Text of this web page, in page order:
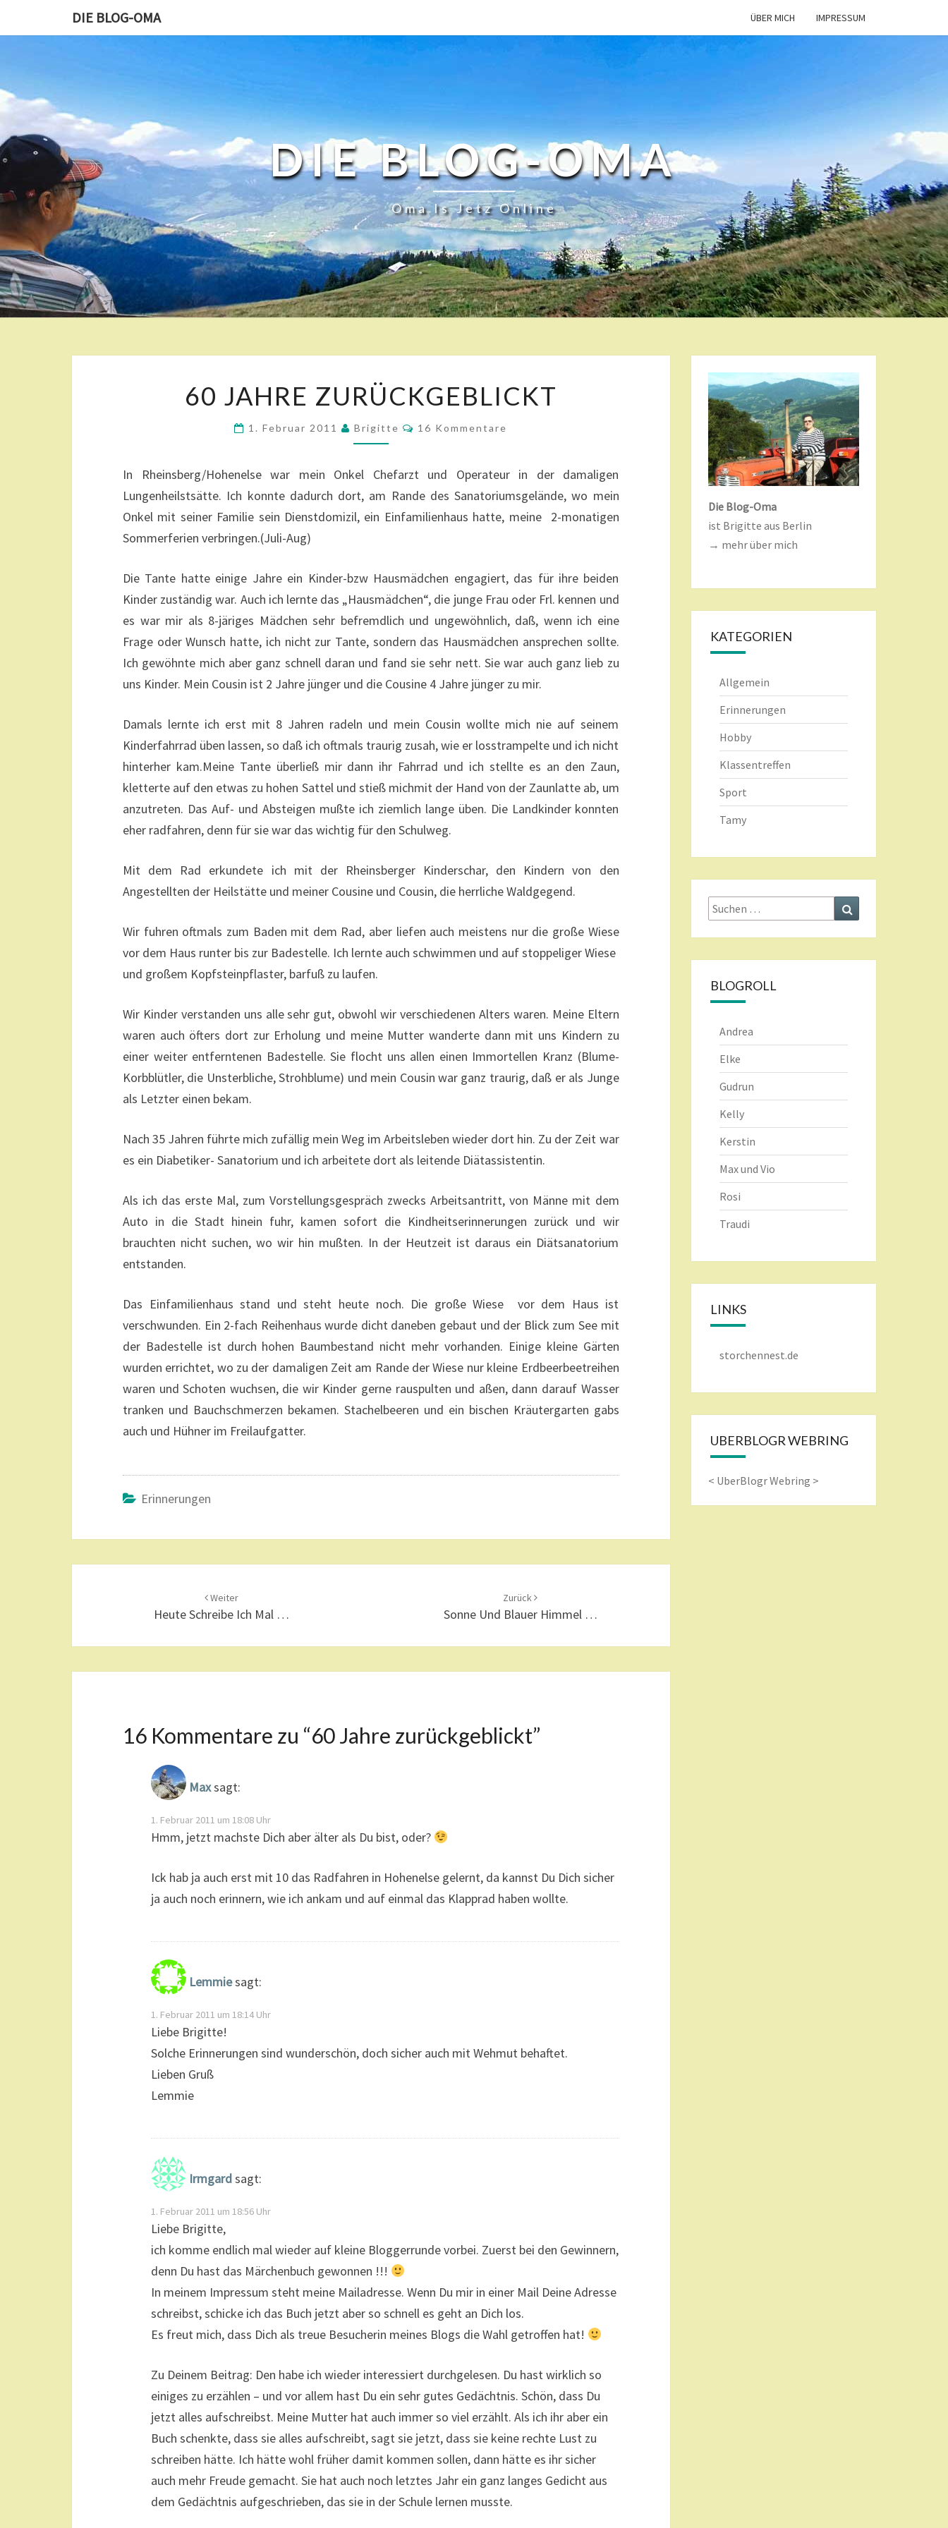
DIE BLOG-OMA ÜBER MICH IMPRESSUM
DIE BLOG-OMA
Oma Is Jetz Online
A
H
E
Z
U
C
G
E
B
L
I
T
?
>
60 JAHRE ZURÜCKGEBLICKT
1. Februar 2011 Brigitte
K
O
N
T
A
E
16 Kommentare
In Rheinsberg/Hohenelse war mein Onkel Chefarzt und Operateur in der damaligen
Lungenheilstsätte. Ich konnte dadurch dort, am Rande des Sanatoriumsgelände, wo mein
Onkel mit seiner Familie sein Dienstdomizil, ein Einfamilienhaus hatte, meine 2-monatigen
Sommerferien verbringen.(Juli-Aug)
Die Tante hatte einige Jahre ein Kinder-bzw Hausmädchen engagiert, das für ihre beiden
Kinder zuständig war. Auch ich lernte das „Hausmädchen“, die junge Frau oder Frl. kennen und
es war mir als 8-järiges Mädchen sehr befremdlich und ungewöhnlich, daß, wenn ich eine
Frage oder Wunsch hatte, ich nicht zur Tante, sondern das Hausmädchen ansprechen sollte.
Ich gewöhnte mich aber ganz schnell daran und fand sie sehr nett. Sie war auch ganz lieb zu
uns Kinder. Mein Cousin ist 2 Jahre jünger und die Cousine 4 Jahre jünger zu mir.
Damals lernte ich erst mit 8 Jahren radeln und mein Cousin wollte mich nie auf seinem
Kinderfahrrad üben lassen, so daß ich oftmals traurig zusah, wie er losstrampelte und ich nicht
hinterher kam.Meine Tante überließ mir dann ihr Fahrrad und ich stellte es an den Zaun,
kletterte auf den etwas zu hohen Sattel und stieß michmit der Hand von der Zaunlatte ab, um
anzutreten. Das Auf- und Absteigen mußte ich ziemlich lange üben. Die Landkinder konnten
eher radfahren, denn für sie war das wichtig für den Schulweg.
Mit dem Rad erkundete ich mit der Rheinsberger Kinderschar, den Kindern von den
Angestellten der Heilstätte und meiner Cousine und Cousin, die herrliche Waldgegend.
Wir fuhren oftmals zum Baden mit dem Rad, aber liefen auch meistens nur die große Wiese
vor dem Haus runter bis zur Badestelle. Ich lernte auch schwimmen und auf stoppeliger Wiese
und großem Kopfsteinpflaster, barfuß zu laufen.
Wir Kinder verstanden uns alle sehr gut, obwohl wir verschiedenen Alters waren. Meine Eltern
waren auch öfters dort zur Erholung und meine Mutter wanderte dann mit uns Kindern zu
einer weiter entferntenen Badestelle. Sie flocht uns allen einen Immortellen Kranz (Blume-
Korbblütler, die Unsterbliche, Strohblume) und mein Cousin war ganz traurig, daß er als Junge
als Letzter einen bekam.
Nach 35 Jahren führte mich zufällig mein Weg im Arbeitsleben wieder dort hin. Zu der Zeit war
es ein Diabetiker- Sanatorium und ich arbeitete dort als leitende Diätassistentin.
Als ich das erste Mal, zum Vorstellungsgespräch zwecks Arbeitsantritt, von Männe mit dem
Auto in die Stadt hinein fuhr, kamen sofort die Kindheitserinnerungen zurück und wir
brauchten nicht suchen, wo wir hin mußten. In der Heutzeit ist daraus ein Diätsanatorium
entstanden.
Das Einfamilienhaus stand und steht heute noch. Die große Wiese vor dem Haus ist
verschwunden. Ein 2-fach Reihenhaus wurde dicht daneben gebaut und der Blick zum See mit
der Badestelle ist durch hohen Baumbestand nicht mehr vorhanden. Einige kleine Gärten
wurden errichtet, wo zu der damaligen Zeit am Rande der Wiese nur kleine Erdbeerbeetreihen
waren und Schoten wuchsen, die wir Kinder gerne rauspulten und aßen, dann darauf Wasser
tranken und Bauchschmerzen bekamen. Stachelbeeren und ein bischen Kräutergarten gabs
auch und Hühner im Freilaufgatter.
Erinnerungen
Beitragsnavigation
Weiter
Heute Schreibe Ich Mal …
Zurück
Sonne Und Blauer Himmel …
16 Kommentare zu “60 Jahre zurückgeblickt”
Maxsagt:
1. Februar 2011 um 18:08 Uhr
Hmm, jetzt machste Dich aber älter als Du bist, oder?
Ick hab ja auch erst mit 10 das Radfahren in Hohenelse gelernt, da kannst Du Dich sicher
ja auch noch erinnern, wie ich ankam und auf einmal das Klapprad haben wollte.
Lemmiesagt:
1. Februar 2011 um 18:14 Uhr
Liebe Brigitte!
Solche Erinnerungen sind wunderschön, doch sicher auch mit Wehmut behaftet.
Lieben Gruß
Lemmie
Irmgardsagt:
1. Februar 2011 um 18:56 Uhr
Liebe Brigitte,
ich komme endlich mal wieder auf kleine Bloggerrunde vorbei. Zuerst bei den Gewinnern,
denn Du hast das Märchenbuch gewonnen !!!
In meinem Impressum steht meine Mailadresse. Wenn Du mir in einer Mail Deine Adresse
schreibst, schicke ich das Buch jetzt aber so schnell es geht an Dich los.
Es freut mich, dass Dich als treue Besucherin meines Blogs die Wahl getroffen hat!
Zu Deinem Beitrag: Den habe ich wieder interessiert durchgelesen. Du hast wirklich so
einiges zu erzählen – und vor allem hast Du ein sehr gutes Gedächtnis. Schön, dass Du
jetzt alles aufschreibst. Meine Mutter hat auch immer so viel erzählt. Als ich ihr aber ein
Buch schenkte, dass sie alles aufschreibt, sagt sie jetzt, dass sie keine rechte Lust zu
schreiben hätte. Ich hätte wohl früher damit kommen sollen, dann hätte es ihr sicher
auch mehr Freude gemacht. Sie hat auch noch letztes Jahr ein ganz langes Gedicht aus
dem Gedächtnis aufgeschrieben, das sie in der Schule lernen musste.
Die Blog-Oma
ist Brigitte aus Berlin
→ mehr über mich
KATEGORIEN
Allgemein
Erinnerungen
Hobby
Klassentreffen
Sport
Tamy
Suche
nach:
BLOGROLL
Andrea
Elke
Gudrun
Kelly
Kerstin
Max und Vio
Rosi
Traudi
LINKS
storchennest.de
UBERBLOGR WEBRING
< UberBlogr Webring >